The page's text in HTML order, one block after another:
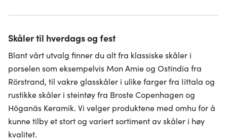
Skåler til hverdags og fest
Blant vårt utvalg finner du alt fra klassiske skåler i
porselen som eksempelvis Mon Amie og Ostindia fra
Rörstrand, til vakre glasskåler i ulike farger fra Iittala og
rustikke skåler i steintøy fra Broste Copenhagen og
Höganäs Keramik. Vi velger produktene med omhu for å
kunne tilby et stort og variert sortiment av skåler i høy
kvalitet.